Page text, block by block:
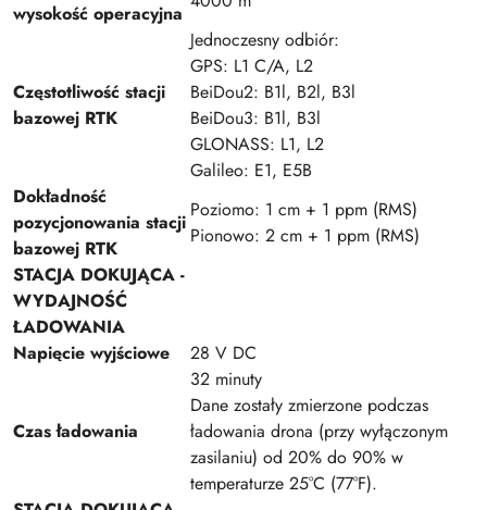
wysokość operacyjna
Częstotliwość stacji
bazowej RTK
Jednoczesny odbiór:
GPS: L1 C/A, L2
BeiDou2: B1l, B2l, B3l
BeiDou3: B1l, B3l
GLONASS: L1, L2
Galileo: E1, E5B
Dokładność
pozycjonowania stacji
bazowej RTK
Poziomo: 1 cm + 1 ppm (RMS)
Pionowo: 2 cm + 1 ppm (RMS)
STACJA DOKUJĄCA -
WYDAJNOŚĆ
ŁADOWANIA
Napięcie wyjściowe
28 V DC
Czas ładowania
32 minuty
Dane zostały zmierzone podczas
ładowania drona (przy wyłączonym
zasilaniu) od 20% do 90% w
temperaturze 25°C (77°F).